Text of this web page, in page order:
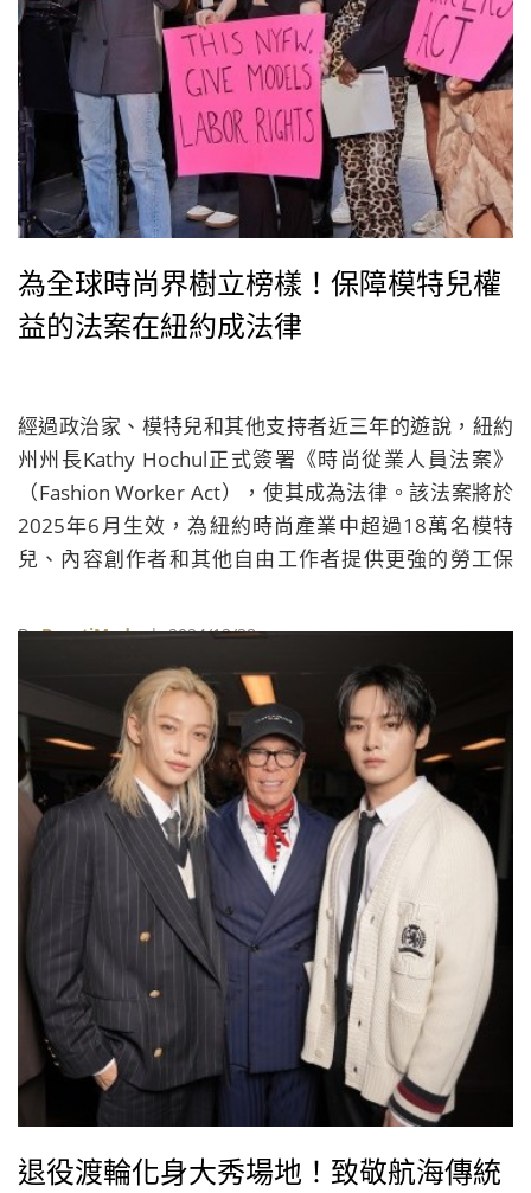
為全球時尚界樹立榜樣！保障模特兒權
益的法案在紐約成法律
經過政治家、模特兒和其他支持者近三年的遊說，紐約
州州長Kathy Hochul正式簽署《時尚從業人員法案》
（Fashion Worker Act），使其成為法律。該法案將於
2025年6月生效，為紐約時尚產業中超過18萬名模特
兒、內容創作者和其他自由工作者提供更強的勞工保
用。
ByBeautiMode| 2024/12/28
退役渡輪化身大秀場地！致敬航海傳統